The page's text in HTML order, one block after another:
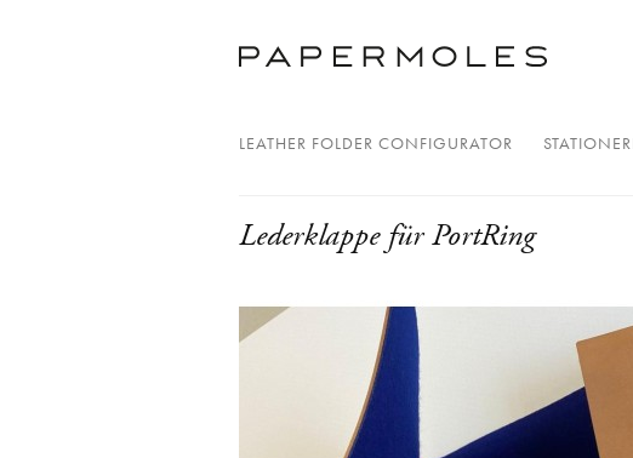
LEATHER FOLDER CONFIGURATOR
Lederklappe für PortRing